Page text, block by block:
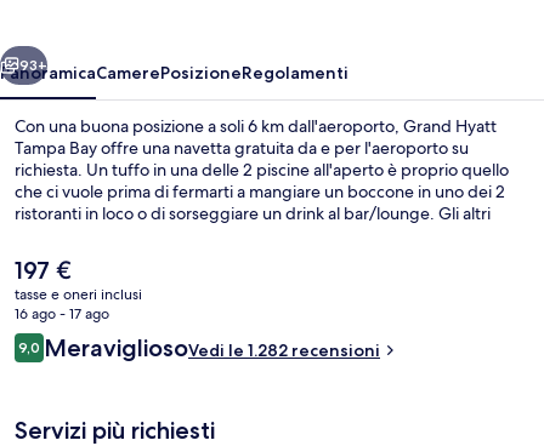
Avanti
93+
PanoramicaCamerePosizioneRegolamenti
Con una buona posizione a soli 6 km dall'aeroporto, Grand Hyatt
Tampa Bay offre una navetta gratuita da e per l'aeroporto su
richiesta. Un tuffo in una delle 2 piscine all'aperto è proprio quello
che ci vuole prima di fermarti a mangiare un boccone in uno dei 2
ristoranti in loco o di sorseggiare un drink al bar/lounge. Gli altri
centro fitness aperto 24 ore su 24 e una palestra aperta giorno e
notte. Le recensioni dei viaggiatori menzionano il personale gentile
e la posizione invidiabile.
Il
prezzo
attuale
è
197 €
197 €
tasse e oneri inclusi
16 ago - 17 ago
Recensioni
9,09,0 su 10
MeravigliosoVedi le 1.282 recensioni
Servizi più richiesti